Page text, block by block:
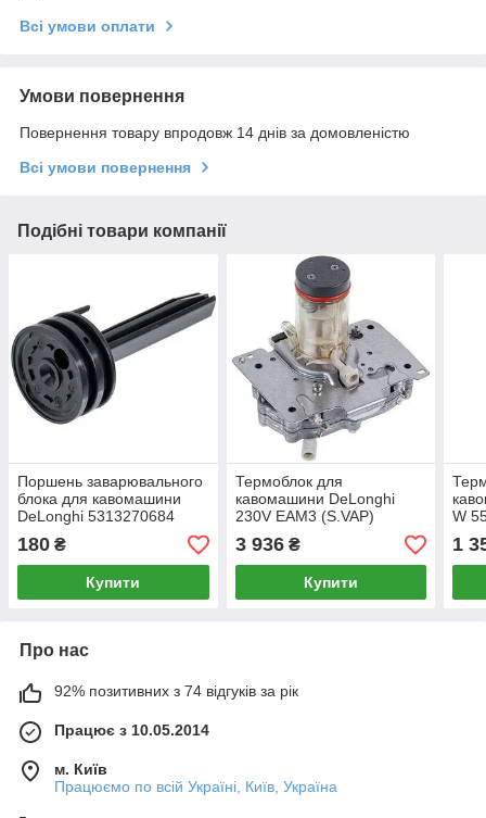
Всі умови оплати
Умови повернення
Повернення товару впродовж 14 днів за домовленістю
Всі умови повернення
Подібні товари компанії
Поршень заварювального
блока для кавомашини
DeLonghi 5313270684
180 ₴
Купити
Термоблок для
кавомашини DeLonghi
230V EAM3 (S.VAP)
5513227921 (7332182500)
3 936₴
Купити
W
1
Про нас
92% позитивних з 74 відгуків за рік
Працює з 10.05.2014
м. Київ
Працюємо по всій Україні, Київ, Україна